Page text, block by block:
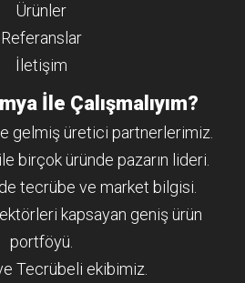
Ürünler
Referanslar
İletişim
İle Çalışmalıyım?
gelmiş üretici partnerlerimiz.
birçok üründe pazarın lideri.
tecrübe ve market bilgisi.
kapsayan geniş ürün
portföyü.
Tecrübeli ekibimiz.